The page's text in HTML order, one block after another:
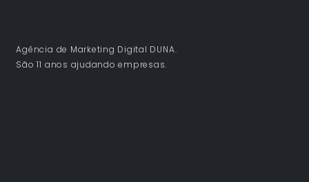
Agência de Marketing Digital DUNA.
São 11 anos ajudando empresas.